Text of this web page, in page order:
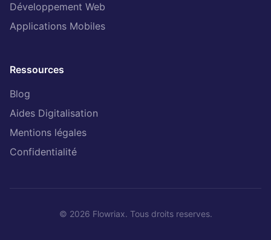
Développement Web
Applications Mobiles
Ressources
Blog
Aides Digitalisation
Mentions légales
Confidentialité
© 2026 Flowriax. Tous droits reserves.